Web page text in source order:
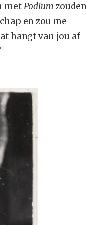
metPodium zouden
en zou me
hangt van jou af